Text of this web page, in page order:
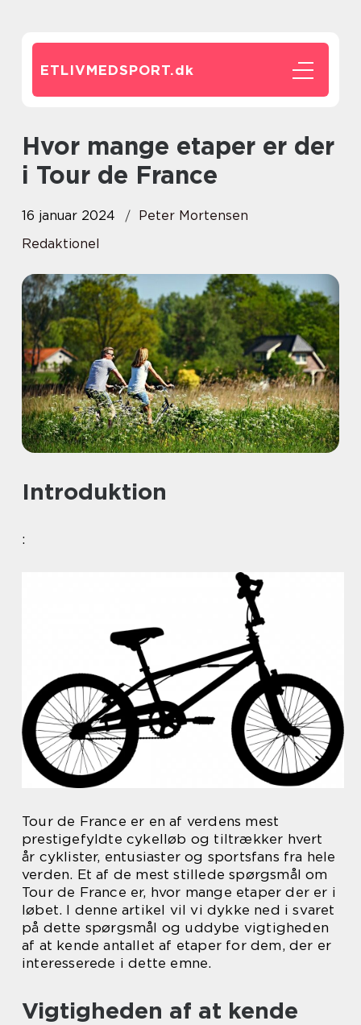
ETLIVMEDSPORT.dk
Hvor mange etaper er der
i Tour de France
16 januar 2024
Peter Mortensen
Redaktionel
Introduktion
:
Tour de France er en af verdens mest
prestigefyldte cykelløb og tiltrækker hvert
år cyklister, entusiaster og sportsfans fra hele
verden. Et af de mest stillede spørgsmål om
Tour de France er, hvor mange etaper der er i
løbet. I denne artikel vil vi dykke ned i svaret
på dette spørgsmål og uddybe vigtigheden
af at kende antallet af etaper for dem, der er
interesserede i dette emne.
Vigtigheden af at kende